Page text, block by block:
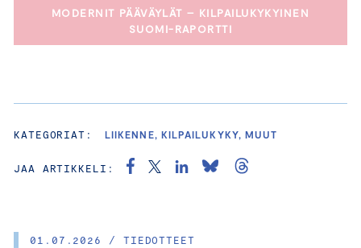
01.07.2026 / TIEDOTTEET
MODERNIT PÄÄVÄYLÄT – KILPAILUKYKYINEN
SUOMI-RAPORTTI
KATEGORIAT: LIIKENNE, KILPAILUKYKY, MUUT
JAA ARTIKKELI: